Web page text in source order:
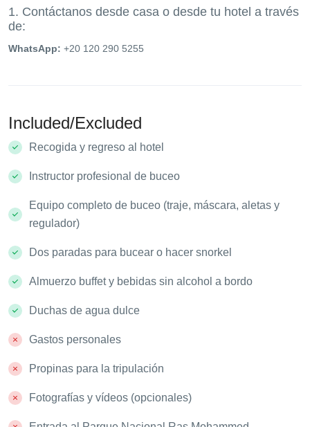
1. Contáctanos desde casa o desde tu hotel a través
de:
WhatsApp: +20 120 290 5255
Included/Excluded
Recogida y regreso al hotel
Instructor profesional de buceo
Equipo completo de buceo (traje, máscara, aletas y
regulador)
Dos paradas para bucear o hacer snorkel
Almuerzo buffet y bebidas sin alcohol a bordo
Duchas de agua dulce
Gastos personales
Propinas para la tripulación
Fotografías y vídeos (opcionales)